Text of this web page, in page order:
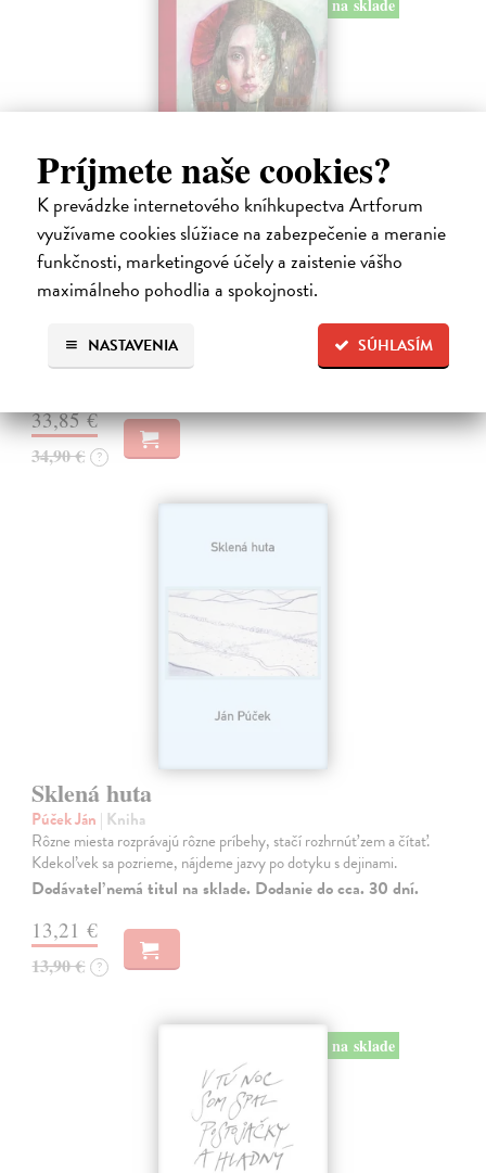
Príjmete naše cookies?
K prevádzke internetového kníhkupectva Artforum
využívame cookies slúžiace na zabezpečenie a meranie
funkčnosti, marketingové účely a zaistenie vášho
maximálneho pohodlia a spokojnosti.
SÚHLASÍM
NASTAVENIA
na sklade
Miluj ma ako naozaj
Válek Miroslav| Kniha
HRANICA MEDZI NÁDEJOU A SEBAKLAMOM
SLOVENSKÉHO KLASIKA. Nemýlia sa tí, ktorí v básnikovi
Miroslavovi Válkovi (1927 – 1991) vidia deziluzívneho analytika
ľudskej situácie.
33,85 €
34,90 € ?
Sklená huta
Púček Ján | Kniha
Rôzne miesta rozprávajú rôzne príbehy, stačí rozhrnúť zem a čítať.
Kdekoľvek sa pozrieme, nájdeme jazvy po dotyku s dejinami.
Dodávateľ nemá titul na sklade. Dodanie do cca. 30 dní.
13,21 €
13,90 € ?
na sklade